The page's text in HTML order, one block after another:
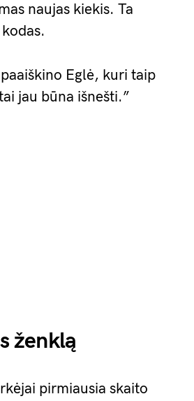
naujas kiekis. Ta
Eglė, kuri taip
jau būna išnešti.”
ženklą
pirmiausia skaito